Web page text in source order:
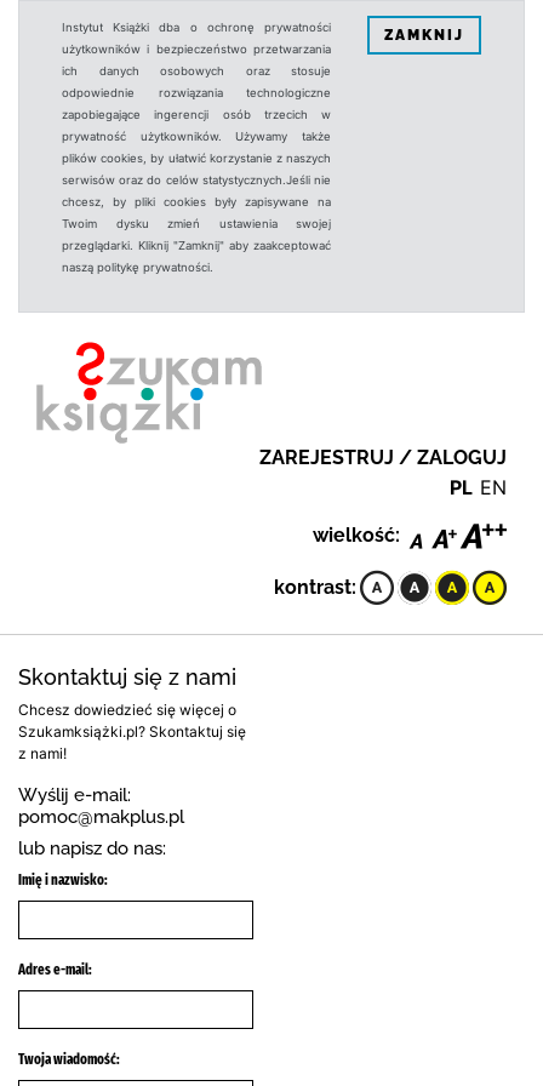
Instytut Książki dba o ochronę prywatności
użytkowników i bezpieczeństwo przetwarzania
ich danych osobowych oraz stosuje
odpowiednie rozwiązania technologiczne
zapobiegające ingerencji osób trzecich w
prywatność użytkowników. Używamy także
plików cookies, by ułatwić korzystanie z naszych
serwisów oraz do celów statystycznych.Jeśli nie
chcesz, by pliki cookies były zapisywane na
Twoim dysku zmień ustawienia swojej
przeglądarki. Kliknij "Zamknij" aby zaakceptować
naszą politykę prywatności.
ZAMKNIJ
ZAREJESTRUJ / ZALOGUJ
PL EN
wielkość:
kontrast:
Skontaktuj się z nami
Chcesz dowiedzieć się więcej o
Szukamksiążki.pl? Skontaktuj się
z nami!
Wyślij e-mail:
pomoc@makplus.pl
lub napisz do nas:
Imię i nazwisko:
Adres e-mail:
Twoja wiadomość: